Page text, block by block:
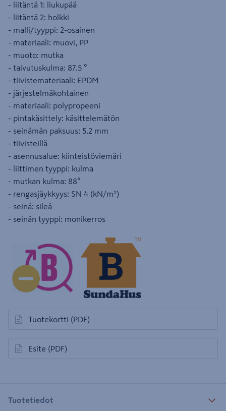
- liitäntä 1: liukupää
- liitäntä 2: holkki
- malli/tyyppi: 2-osainen
- materiaali: muovi, PP
- muoto: mutka
- taivutuskulma: 87.5 °
- tiivistemateriaali: EPDM
- järjestelmäkohtainen
- materiaali: polypropeeni
- pintakäsittely: käsittelemätön
- seinämän paksuus: 5.2 mm
- tiivisteillä
- asennusalue: kiinteistöviemäri
- liittimen tyyppi: kulma
- mutkan kulma: 88°
- rengasjäykkyys: SN 4 (kN/m²)
- seinä: sileä
- seinän tyyppi: monikerros
Tuotekortti (PDF)
avautuu uuteen välilehteen
Esite (PDF)
avautuu uuteen välilehteen
Tuotetiedot